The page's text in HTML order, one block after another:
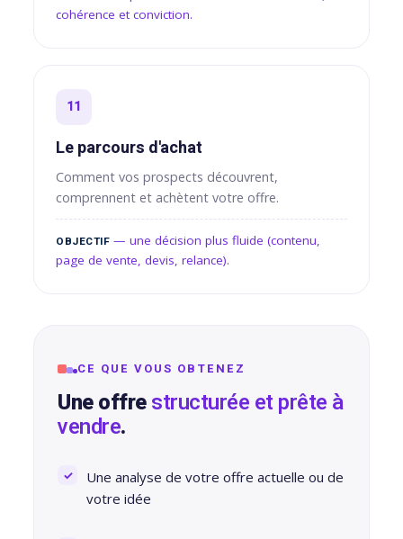
cohérence et conviction.
11
Le parcours d'achat
Comment vos prospects découvrent,
comprennent et achètent votre offre.
OBJECTIF — une décision plus fluide (contenu,
page de vente, devis, relance).
CE QUE VOUS OBTENEZ
Une offrestructurée et prête à
vendre.
Une analyse de votre offre actuelle ou de
votre idée